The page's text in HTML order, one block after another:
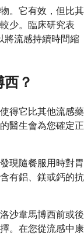
。它有效，但比其
少。臨床研究表
將流感持續時間縮
？
得它比其他流感藥
醫生會為您確定正
現隨餐服用時對胃
有鋁、鎂或鈣的抗
沙韋馬博西前或後
。在您從流感中康